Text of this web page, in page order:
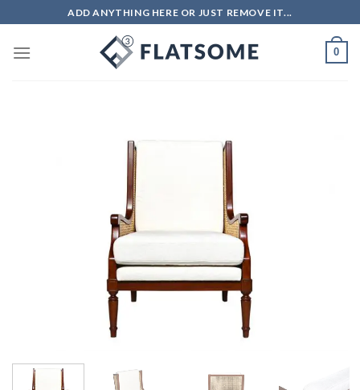
to
content
ADD ANYTHING HERE OR JUST REMOVE IT...
0